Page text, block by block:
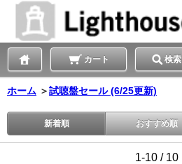
カート 検索
ホーム ＞試聴盤セール (6/25更新)
新着順 おすすめ順
1-10 / 10